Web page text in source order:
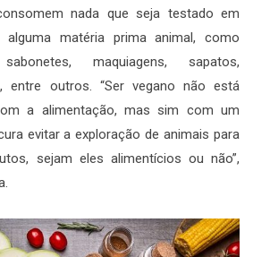
nada que seja testado em
matéria prima animal, como
maquiagens, sapatos,
entre outros. “Ser vegano não está
a alimentação, mas sim com um
evitar a exploração de animais para
sejam eles alimentícios ou não”,